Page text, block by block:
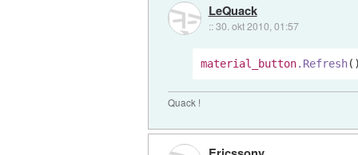
LeQuack
::30. okt 2010, 01:57
material_button.Refresh
Quack !